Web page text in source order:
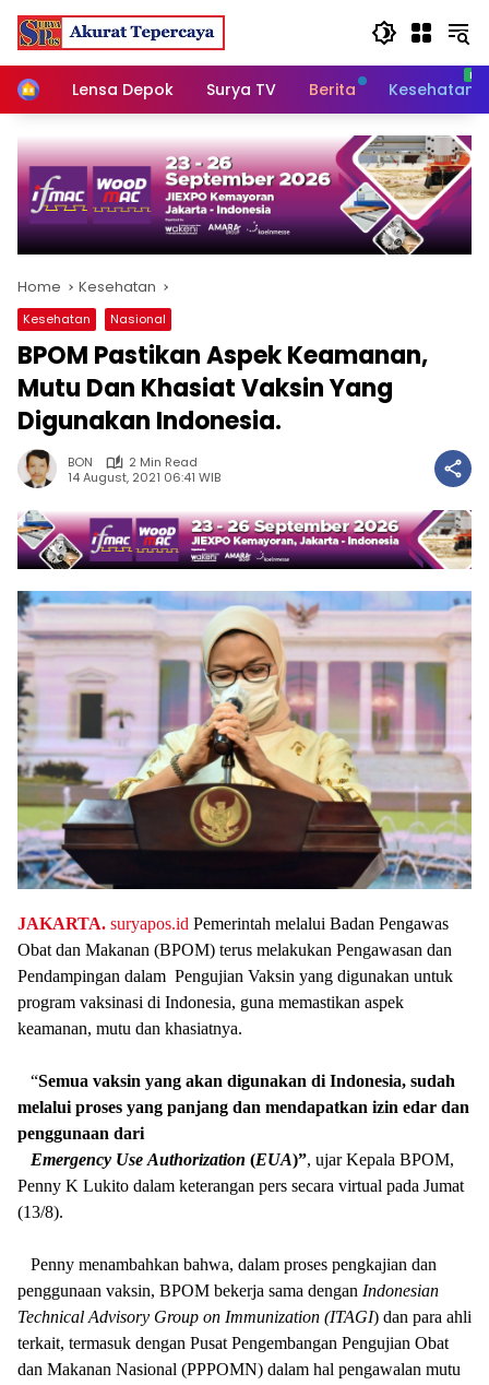
Skip
content
HomeLensa Depok Surya TV Berita Kesehatan
Home Kesehatan
Kesehatan Nasional
BPOM Pastikan Aspek Keamanan,
Mutu Dan Khasiat Vaksin Yang
Digunakan Indonesia.
BON
2 Min Read
14 August, 2021 06:41 WIB
JAKARTA. suryapos.id Pemerintah melalui Badan Pengawas
Obat dan Makanan (BPOM) terus melakukan Pengawasan dan
Pendampingan dalam Pengujian Vaksin yang digunakan untuk
program vaksinasi di Indonesia, guna memastikan aspek
keamanan, mutu dan khasiatnya.
“Semua vaksin yang akan digunakan di Indonesia, sudah
melalui proses yang panjang dan mendapatkan izin edar dan
penggunaan dari
Emergency Use Authorization (EUA)”, ujar Kepala BPOM,
Penny K Lukito dalam keterangan pers secara virtual pada Jumat
(13/8).
Penny menambahkan bahwa, dalam proses pengkajian dan
penggunaan vaksin, BPOM bekerja sama dengan Indonesian
Technical Advisory Group on Immunization (ITAGI) dan para ahli
terkait, termasuk dengan Pusat Pengembangan Pengujian Obat
dan Makanan Nasional (PPPOMN) dalam hal pengawalan mutu